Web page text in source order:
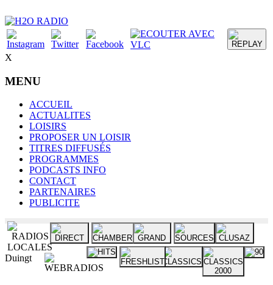
X
MENU
ACCUEIL
ACTUALITES
LOISIRS
PROPOSER UN LOISIR
TITRES DIFFUSÉS
PROGRAMMES
PODCASTS INFO
CONTACT
PARTENAIRES
PUBLICITE
Duingt